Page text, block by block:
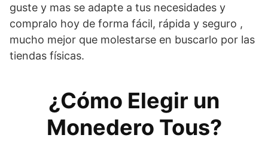
guste y mas se adapte a tus necesidades y
compralo hoy de forma fácil, rápida y seguro ,
mucho mejor que molestarse en buscarlo por las
tiendas físicas.
¿Cómo Elegir un
Monedero Tous?